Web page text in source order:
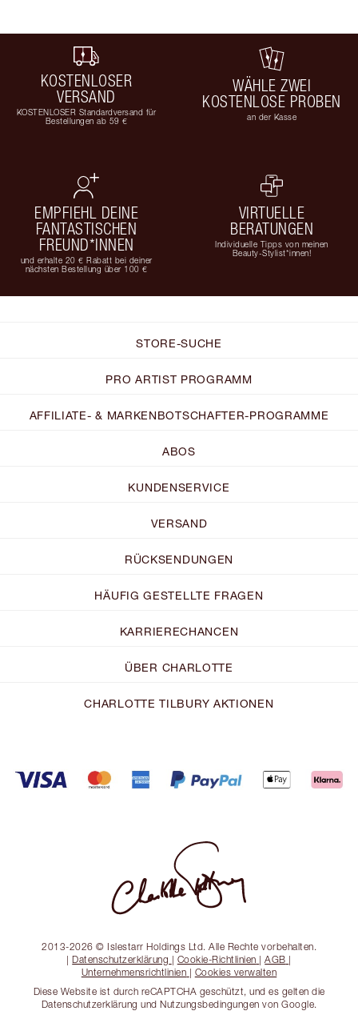
KOSTENLOSER
VERSAND
KOSTENLOSER Standardversand für
Bestellungen ab 59 €
WÄHLE ZWEI
KOSTENLOSE PROBEN
an der Kasse
EMPFIEHL DEINE
FANTASTISCHEN
FREUND*INNEN
und erhalte 20 € Rabatt bei deiner
nächsten Bestellung über 100 €
VIRTUELLE
BERATUNGEN
Individuelle Tipps von meinen
Beauty-Stylist*innen!
STORE-SUCHE
PRO ARTIST PROGRAMM
AFFILIATE- & MARKENBOTSCHAFTER-PROGRAMME
ABOS
KUNDENSERVICE
VERSAND
RÜCKSENDUNGEN
HÄUFIG GESTELLTE FRAGEN
KARRIERECHANCEN
ÜBER CHARLOTTE
CHARLOTTE TILBURY AKTIONEN
2013-2026 © Islestarr Holdings Ltd. Alle Rechte vorbehalten.
| Datenschutzerklärung | Cookie-Richtlinien |AGB |
Unternehmensrichtlinien | Cookies verwalten
Diese Website ist durch reCAPTCHA geschützt, und es gelten die
Datenschutzerklärung und Nutzungsbedingungen von Google.